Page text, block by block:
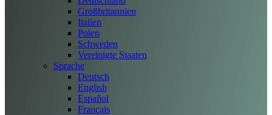
Großbritannien
Italien
Polen
Schweden
Vereinigte Staaten
Sprache
Deutsch
English
Español
Français